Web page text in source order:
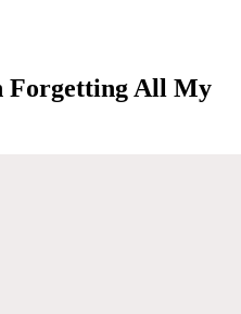
Forgetting All My